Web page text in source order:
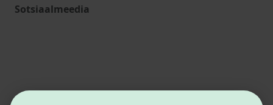
Sotsiaalmeedia